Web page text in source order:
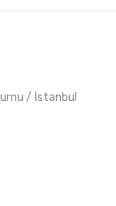
/ İstanbul